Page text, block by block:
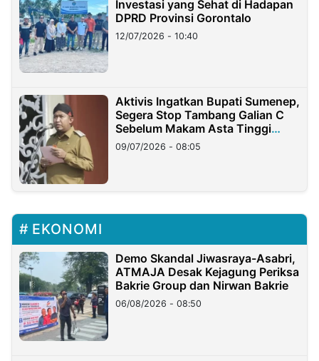
Investasi yang Sehat di Hadapan
DPRD Provinsi Gorontalo
12/07/2026 - 10:40
Aktivis Ingatkan Bupati Sumenep,
Segera Stop Tambang Galian C
Sebelum Makam Asta Tinggi
Longsor
09/07/2026 - 08:05
EKONOMI
Demo Skandal Jiwasraya-Asabri,
ATMAJA Desak Kejagung Periksa
Bakrie Group dan Nirwan Bakrie
06/08/2026 - 08:50